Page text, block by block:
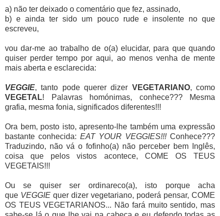
a) não ter deixado o comentário que fez, assinado,
b) e ainda ter sido um pouco rude e insolente no que
escreveu,
vou dar-me ao trabalho de o(a) elucidar, para que quando
quiser perder tempo por aqui, ao menos venha de mente
mais aberta e esclarecida:
VEGGIE, tanto pode querer dizer VEGETARIANO, como
VEGETAL! Palavras homónimas, conhece??? Mesma
grafia, mesma fonia, significados diferentes!!!
Ora bem, posto isto, apresento-lhe também uma expressão
bastante conhecida: EAT YOUR VEGGIES!!!Conhece???
Traduzindo, não vá o fofinho(a) não perceber bem Inglês,
coisa que pelos vistos acontece, COME OS TEUS
VEGETAIS!!!
Ou se quiser ser ordinareco(a), isto porque acha
que VEGGIE quer dizer vegetariano, poderá pensar, COME
OS TEUS VEGETARIANOS... Não fará muito sentido, mas